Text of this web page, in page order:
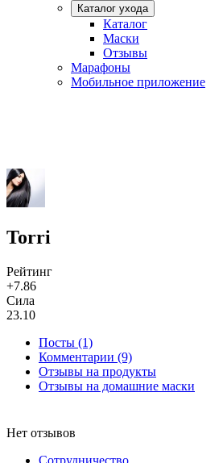
Каталог ухода
Каталог
Маски
Отзывы
Марафоны
Мобильное приложение
Torri
Рейтинг
+7.86
Сила
23.10
Посты (1)
Комментарии (9)
Отзывы на продукты
Отзывы на домашние маски
Нет отзывов
Сотрудничество